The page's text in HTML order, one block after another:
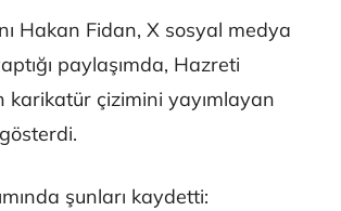
Hakan Fidan, X sosyal medya
paylaşımda, Hazreti
karikatür çizimini yayımlayan
şunları kaydetti: